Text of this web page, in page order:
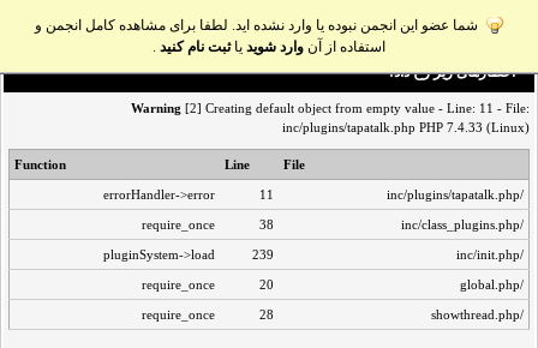
شما عضو این انجمن نبوده یا وارد نشده اید. لطفا برای مشاهده کامل انجمن و
استفاده از آن وارد شوید یاثبت نام کنید .
اخطار‌های زیر رخ داد:
Warning [2] Creating default object from empty value - Line: 11 - File:
inc/plugins/tapatalk.php PHP 7.4.33 (Linux)
File
Line
Function
/inc/plugins/tapatalk.php
11
errorHandler->error
/inc/class_plugins.php
38
require_once
/inc/init.php
239
pluginSystem->load
/global.php
20
require_once
/showthread.php
28
require_once